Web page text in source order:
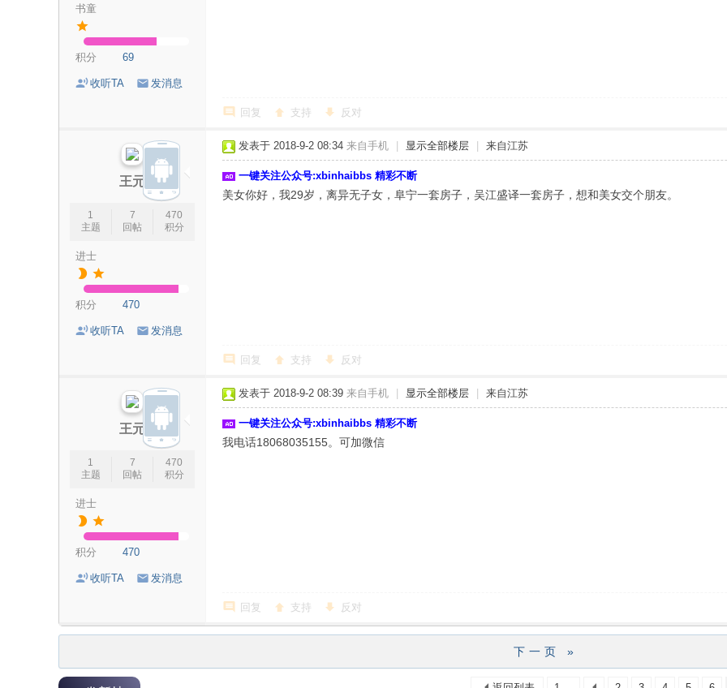
书童
积分 69
收听TA 发消息
回复 支持 反对
王元
1
主题
7
回帖
470
积分
进士
积分 470
收听TA 发消息
发表于 2018-9-2 08:34 来自手机 显示全部楼层 来自江苏
一键关注公众号:xbinhaibbs 精彩不断
美女你好，我29岁，离异无子女，阜宁一套房子，吴江盛译一套房子，想和美女交个朋友。
回复 支持 反对
王元
1
主题
7
回帖
470
积分
进士
积分 470
收听TA 发消息
发表于 2018-9-2 08:39 来自手机 显示全部楼层 来自江苏
一键关注公众号:xbinhaibbs 精彩不断
我电话18068035155。可加微信
回复 支持 反对
下一页 »